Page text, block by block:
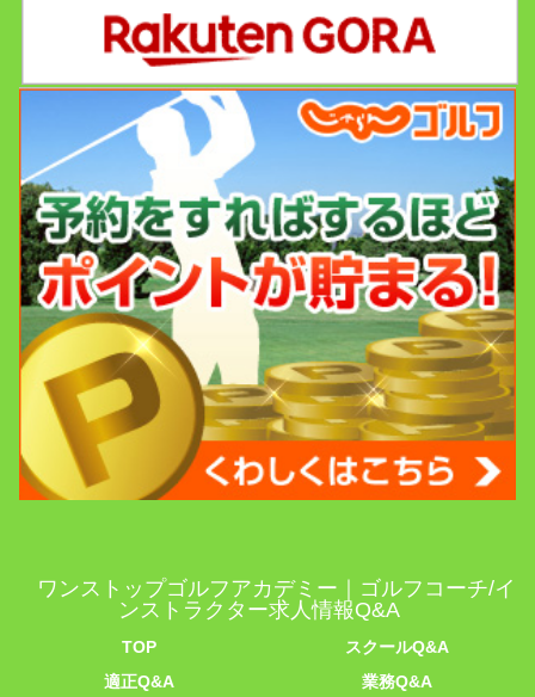
ワンストップゴルフアカデミー｜ゴルフコーチ/イ
ンストラクター求人情報Q&A
TOP
スクールQ&A
適正Q&A
業務Q&A